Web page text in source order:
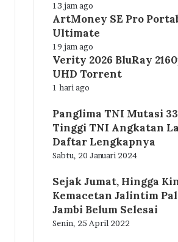
13 jam ago
ArtMoney SE Pro
Ultimate
19 jam ago
Verity 2026 BluRay
UHD Torrent
1 hari ago
Panglima TNI Mutasi
Tinggi TNI Angkatan
Daftar Lengkapnya
Sabtu, 20 Januari 2024
Sejak Jumat, Hingga
Kemacetan Jalintim
Jambi Belum Selesai
Senin, 25 April 2022